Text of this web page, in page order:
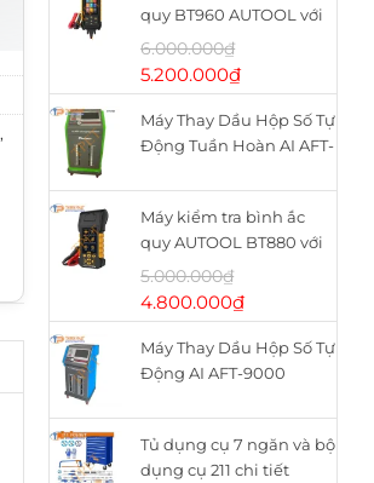
quy BT960 AUTOOL với
máy in nhiệt
6.000.000₫
Giá
gốc
là:
6.000.000₫.
5.200.000₫Giá
hiện
tại
là:
Máy Thay Dầu Hộp Số Tự
Động Tuần Hoàn AI AFT-
Máy kiểm tra bình ắc
quy AUTOOL BT880 với
máy in nhiệt
5.000.000₫
Giá
gốc
là:
5.000.000₫.
4.800.000₫Giá
hiện
tại
là:
Máy Thay Dầu Hộp Số Tự
Động AI AFT-9000
Tủ dụng cụ 7 ngăn và bộ
dụng cụ 211 chi tiết
,